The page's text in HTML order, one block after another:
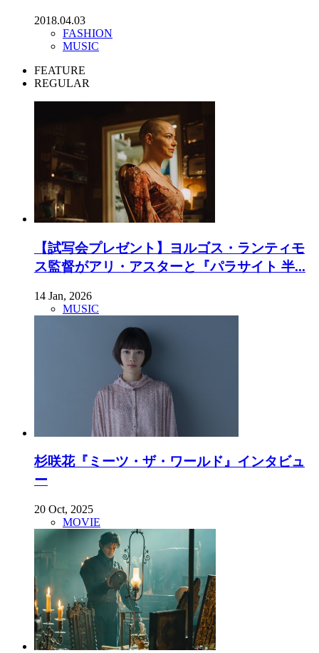
2018.04.03
FASHION
MUSIC
FEATURE
REGULAR
【試写会プレゼント】ヨルゴス・ランティモ
ス監督がアリ・アスターと『パラサイト 半...
14 Jan, 2026
MUSIC
杉咲花『ミーツ・ザ・ワールド』インタビュ
ー
20 Oct, 2025
MOVIE